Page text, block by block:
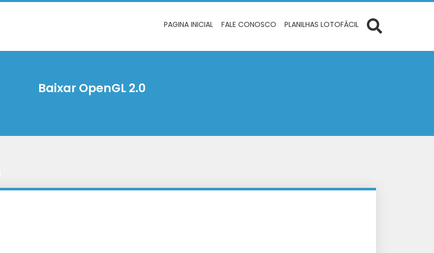
PAGINA INICIAL FALE CONOSCO PLANILHAS LOTOFÁCIL
Baixar OpenGL 2.0